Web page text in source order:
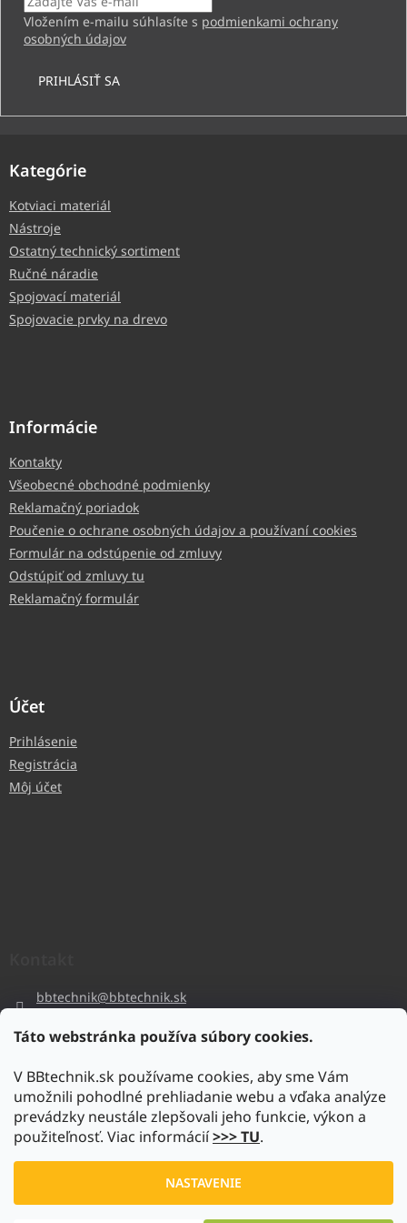
Táto webstránka používa súbory cookies.
V BBtechnik.sk používame cookies, aby sme Vám
umožnili pohodlné prehliadanie webu a vďaka analýze
prevádzky neustále zlepšovali jeho funkcie, výkon a
použiteľnosť. Viac informácií>>> TU.
NASTAVENIE
Vložením e-mailu súhlasíte s podmienkami ochrany
osobných údajov
PRIHLÁSIŤ SA
Kategórie
Kotviaci materiál
Nástroje
Ostatný technický sortiment
Ručné náradie
Spojovací materiál
Spojovacie prvky na drevo
Informácie
Kontakty
Všeobecné obchodné podmienky
Reklamačný poriadok
Poučenie o ochrane osobných údajov a používaní cookies
Formulár na odstúpenie od zmluvy
Odstúpiť od zmluvy tu
Reklamačný formulár
Účet
Prihlásenie
Registrácia
Môj účet
bbtechnik@bbtechnik.sk
bbtechnik
https://www.youtube.com/@bb-techniks.r.o.7746